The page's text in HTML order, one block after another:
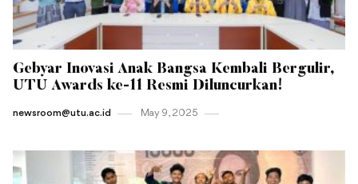
Gebyar Inovasi Anak Bangsa Kembali Bergulir,
UTU Awards ke-11 Resmi Diluncurkan!
newsroom@utu.ac.id May 9 , 2025